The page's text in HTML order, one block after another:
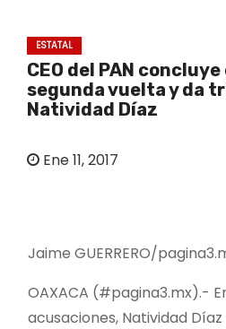
ESTATAL
CEO del PAN
segunda vuelta y da
Natividad Díaz
Ene 11, 2017
Jaime GUERRERO/
OAXACA (#pagina3.mx).-
acusaciones, Natividad